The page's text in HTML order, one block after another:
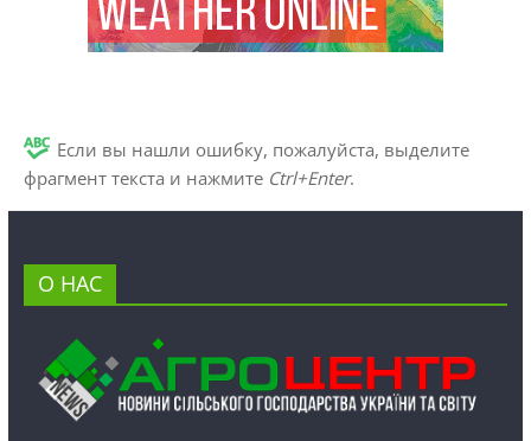
Если вы нашли ошибку, пожалуйста, выделите
фрагмент текста и нажмите Ctrl+Enter.
О НАС